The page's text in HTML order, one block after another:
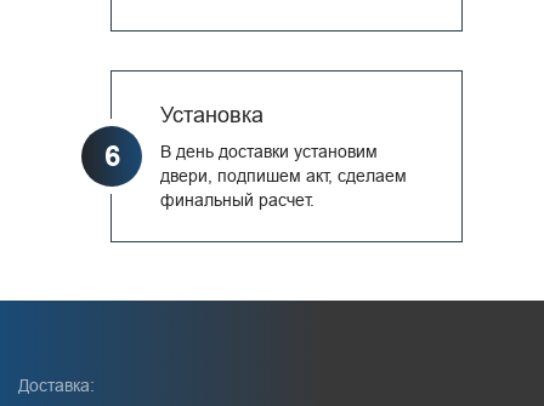
6
Установка
В день доставки установим
двери, подпишем акт, сделаем
финальный расчет.
Доставка: